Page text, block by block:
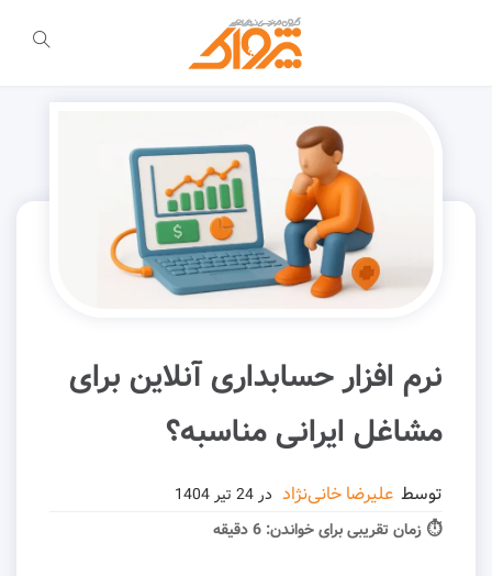
نرم افزار حسابداری آنلاین برای
مشاغل ایرانی مناسبه؟
توسط علیرضا خانی‌نژاد در
⏱ زمان تقریبی برای خواندن: 6 دقیقه